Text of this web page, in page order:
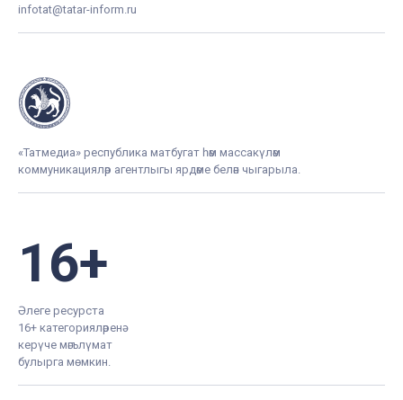
infotat@tatar-inform.ru
«Татмедиа» республика матбугат һәм массакүләм
коммуникацияләр агентлыгы ярдәме белән чыгарыла.
16+
Әлеге ресурста
16+ категорияләренә
керүче мәгълүмат
булырга мөмкин.